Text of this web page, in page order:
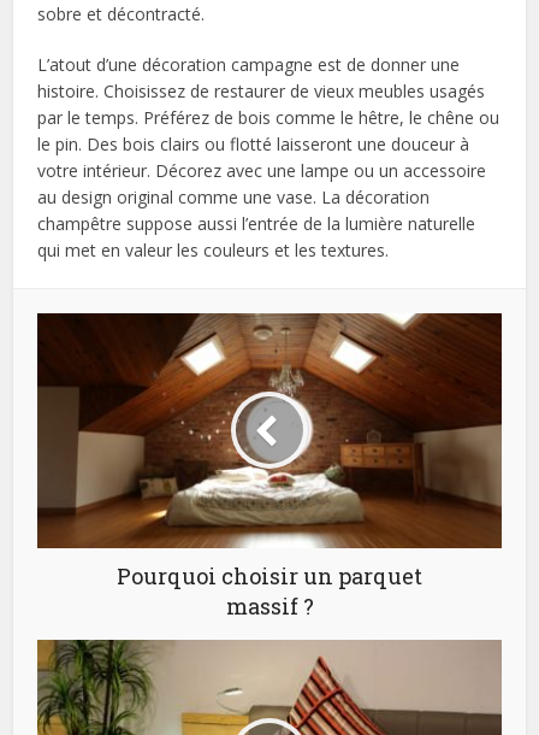
sobre et décontracté.
L’atout d’une décoration campagne est de donner une
histoire. Choisissez de restaurer de vieux meubles usagés
par le temps. Préférez de bois comme le hêtre, le chêne ou
le pin. Des bois clairs ou flotté laisseront une douceur à
votre intérieur. Décorez avec une lampe ou un accessoire
au design original comme une vase. La décoration
champêtre suppose aussi l’entrée de la lumière naturelle
qui met en valeur les couleurs et les textures.
Pourquoi choisir un parquet
massif ?